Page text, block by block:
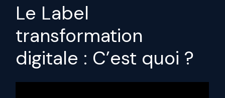
Le Label
transformation
digitale : C’est quoi ?